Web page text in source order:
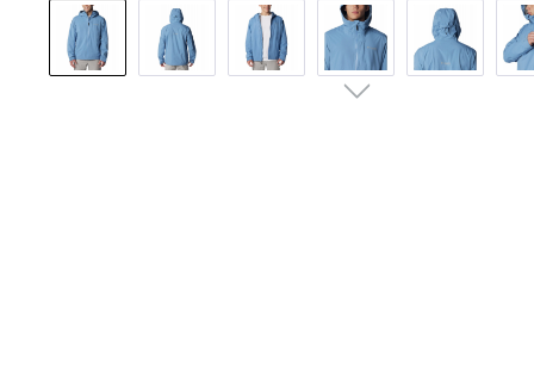
Bildergalerie überspringen